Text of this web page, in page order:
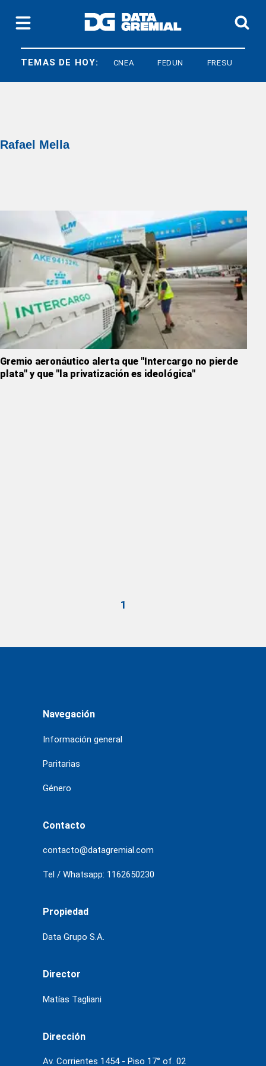
TEMAS DE HOY: CNEA FEDUN FRESU
Rafael Mella
Gremio aeronáutico alerta que "Intercargo no pierde
plata" y que "la privatización es ideológica"
1
Navegación
Información general
Paritarias
Género
Contacto
contacto@datagremial.com
Tel / Whatsapp: 1162650230
Propiedad
Data Grupo S.A.
Director
Matías Tagliani
Dirección
Av. Corrientes 1454 - Piso 17° of. 02